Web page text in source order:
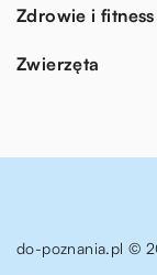
Zdrowie i fitness
Zwierzęta
do-poznania.pl ©